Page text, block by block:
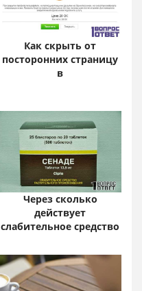
Как скрыть от
посторонних страницу
в
Через сколько
действует
слабительное средство